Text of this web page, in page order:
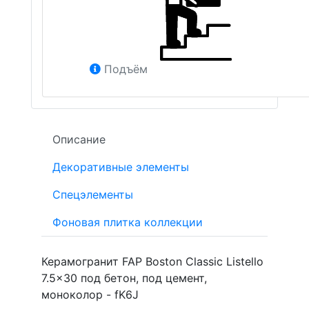
Подъём
Описание
Декоративные элементы
Спецэлементы
Фоновая плитка коллекции
Керамогранит FAP Boston Classic Listello
7.5x30 под бетон, под цемент,
моноколор - fK6J